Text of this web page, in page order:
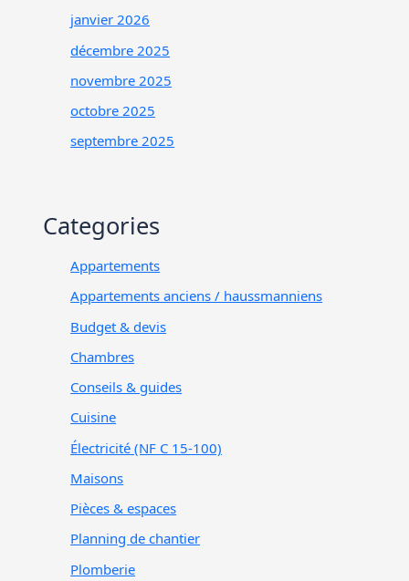
janvier 2026
décembre 2025
novembre 2025
octobre 2025
septembre 2025
Categories
Appartements
Appartements anciens / haussmanniens
Budget & devis
Chambres
Conseils & guides
Cuisine
Électricité (NF C 15-100)
Maisons
Pièces & espaces
Planning de chantier
Plomberie